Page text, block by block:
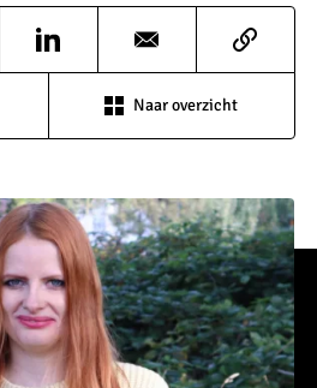
Naar overzicht